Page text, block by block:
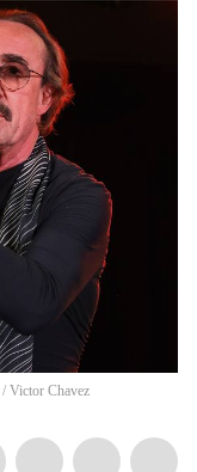
/ Victor Chavez